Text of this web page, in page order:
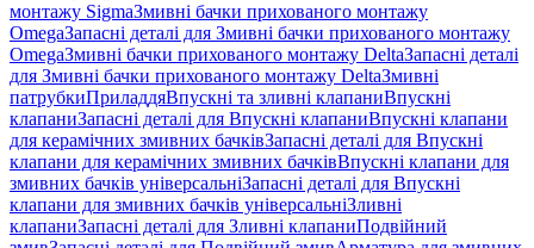
монтажу SigmaЗмивні бачки прихованого монтажу
OmegaЗапасні деталі для Змивні бачки прихованого монтажу
OmegaЗмивні бачки прихованого монтажу DeltaЗапасні деталі
для Змивні бачки прихованого монтажу DeltaЗмивні
патрубкиПриладдяВпускні та зливні клапаниВпускні
клапаниЗапасні деталі для Впускні клапаниВпускні клапани
для керамічних змивних бачківЗапасні деталі для Впускні
клапани для керамічних змивних бачківВпускні клапани для
змивних бачків універсальніЗапасні деталі для Впускні
клапани для змивних бачків універсальніЗливні
клапаниЗапасні деталі для Зливні клапаниПодвійний